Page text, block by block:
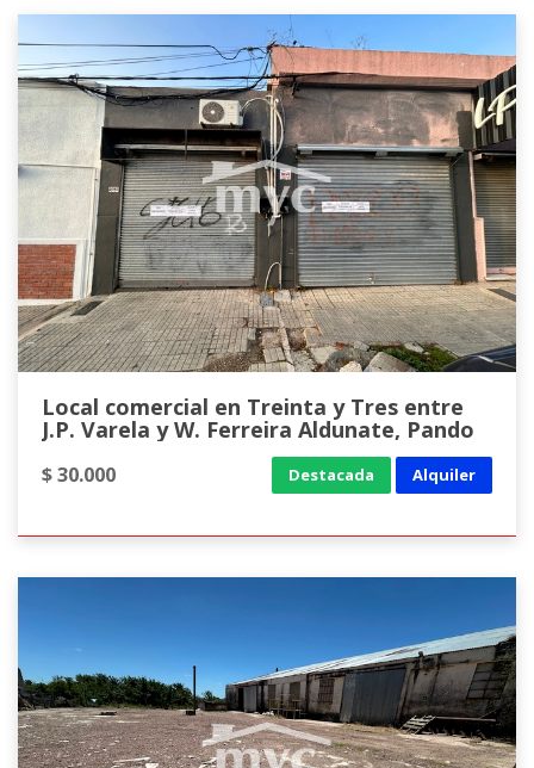
Local comercial en Treinta y Tres entre
J.P. Varela y W. Ferreira Aldunate, Pando
$ 30.000 Destacada Alquiler